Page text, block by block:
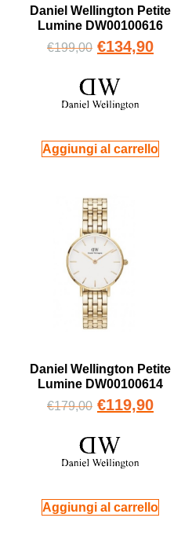
Daniel Wellington Petite
Lumine DW00100616
€199,00 €134,90
Aggiungi al carrello
Daniel Wellington Petite
Lumine DW00100614
€179,00 €119,90
Aggiungi al carrello